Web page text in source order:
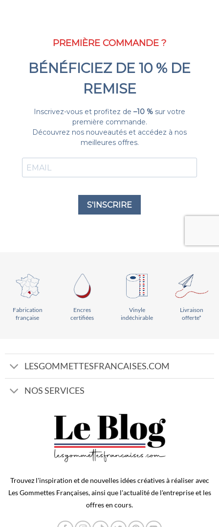
Fabrication
française
Encres
certifiées
Vinyle
indéchirable
Livraison
offerte*
LESGOMMETTESFRANCAISES.COM
NOS SERVICES
Trouvez l'inspiration et de nouvelles idées créatives à réaliser avec
Les Gommettes Françaises, ainsi que l'actualité de l'entreprise et les
offres en cours.